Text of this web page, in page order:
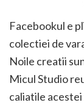
Facebookul e
colectiei de
Noile creatii
Micul Studio
caliatile